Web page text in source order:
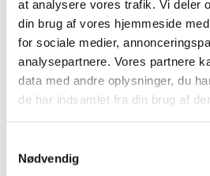
at analysere vores trafik. Vi deler
din brug af vores hjemmeside
for sociale medier,
analysepartnere. Vores partnere
data med andre oplysninger, du
de har indsamlet fra din brug af
Nødvendig
Kan mit barn blive
hjemmeundervist?
Hvornår overgår mit
børnehave til skole?